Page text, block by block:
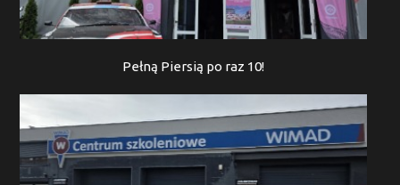
Pełną Piersią po raz 10!